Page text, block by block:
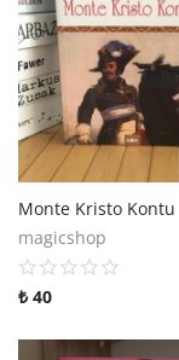
Monte Kristo Kontu
magicshop
₺ 40